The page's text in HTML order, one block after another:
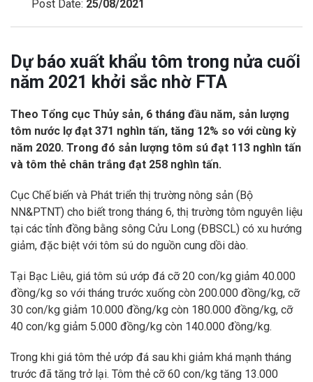
Post Date: 25/08/2021
Dự báo xuất khẩu tôm trong nửa cuối
năm 2021 khởi sắc nhờ FTA
Theo Tổng cục Thủy sản, 6 tháng đầu năm, sản lượng
tôm nước lợ đạt 371 nghìn tấn, tăng 12% so với cùng kỳ
năm 2020. Trong đó sản lượng tôm sú đạt 113 nghìn tấn
và tôm thẻ chân trắng đạt 258 nghìn tấn.
Cục Chế biến và Phát triển thị trường nông sản (Bộ
NN&PTNT) cho biết trong tháng 6, thị trường tôm nguyên liệu
tại các tỉnh đồng bằng sông Cửu Long (ĐBSCL) có xu hướng
giảm, đặc biệt với tôm sú do nguồn cung dồi dào.
Tại Bạc Liêu, giá tôm sú ướp đá cỡ 20 con/kg giảm 40.000
đồng/kg so với tháng trước xuống còn 200.000 đồng/kg, cỡ
30 con/kg giảm 10.000 đồng/kg còn 180.000 đồng/kg, cỡ
40 con/kg giảm 5.000 đồng/kg còn 140.000 đồng/kg.
Trong khi giá tôm thẻ ướp đá sau khi giảm khá mạnh tháng
trước đã tăng trở lại. Tôm thẻ cỡ 60 con/kg tăng 13.000